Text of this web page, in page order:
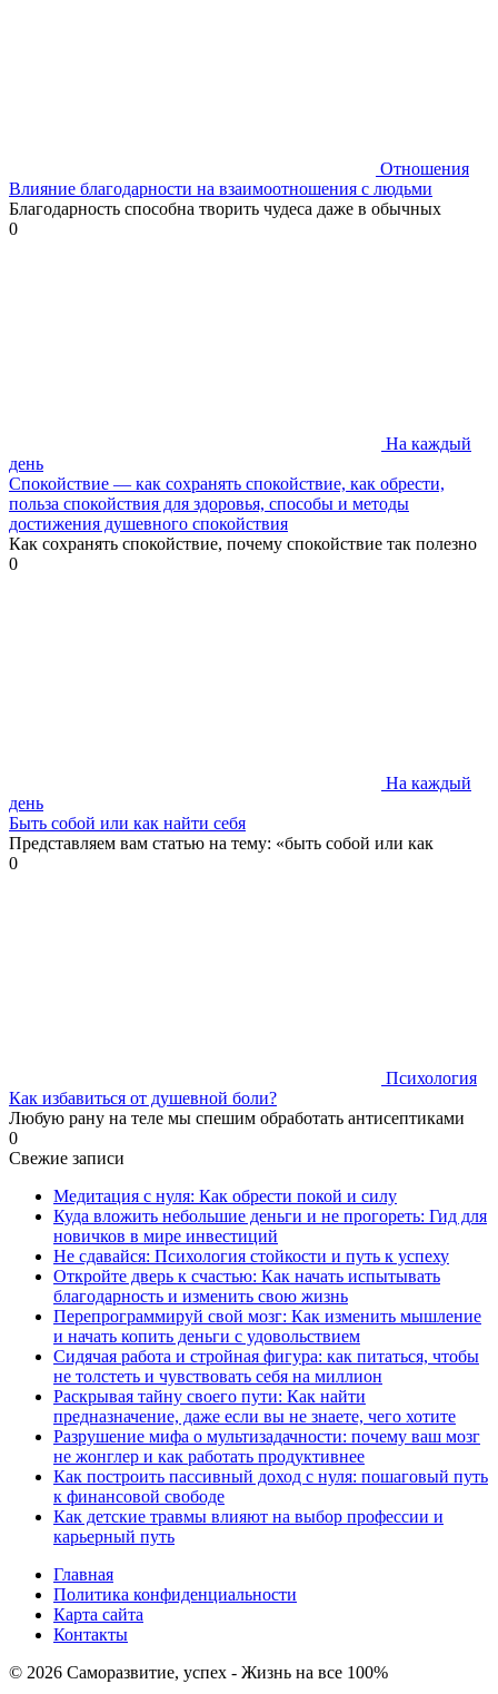
Отношения
Влияние благодарности на взаимоотношения с людьми
Благодарность способна творить чудеса даже в обычных
0
На каждый
день
Спокойствие — как сохранять спокойствие, как обрести,
польза спокойствия для здоровья, способы и методы
достижения душевного спокойствия
Как сохранять спокойствие, почему спокойствие так полезно
0
На каждый
день
Быть собой или как найти себя
Представляем вам статью на тему: «быть собой или как
0
Психология
Как избавиться от душевной боли?
Любую рану на теле мы спешим обработать антисептиками
0
Свежие записи
Медитация с нуля: Как обрести покой и силу
Куда вложить небольшие деньги и не прогореть: Гид для
новичков в мире инвестиций
Не сдавайся: Психология стойкости и путь к успеху
Откройте дверь к счастью: Как начать испытывать
благодарность и изменить свою жизнь
Перепрограммируй свой мозг: Как изменить мышление
и начать копить деньги с удовольствием
Сидячая работа и стройная фигура: как питаться, чтобы
не толстеть и чувствовать себя на миллион
Раскрывая тайну своего пути: Как найти
предназначение, даже если вы не знаете, чего хотите
Разрушение мифа о мультизадачности: почему ваш мозг
не жонглер и как работать продуктивнее
Как построить пассивный доход с нуля: пошаговый путь
к финансовой свободе
Как детские травмы влияют на выбор профессии и
карьерный путь
Главная
Политика конфиденциальности
Карта сайта
Контакты
© 2026 Саморазвитие, успех - Жизнь на все 100%